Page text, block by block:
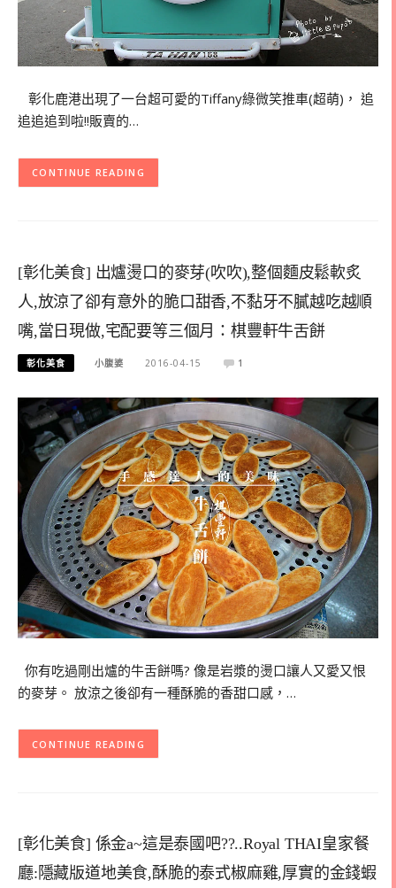
彰化鹿港出現了一台超可愛的Tiffany綠微笑推車(超萌)， 追
追追追到啦!!販賣的…
CONTINUE READING
[彰化美食] 出爐燙口的麥芽(吹吹),整個麵皮鬆軟炙
人,放涼了卻有意外的脆口甜香,不黏牙不膩越吃越順
嘴,當日現做,宅配要等三個月：棋豐軒牛舌餅
彰化美食 小腹婆 2016-04-15 1
你有吃過剛出爐的牛舌餅嗎? 像是岩漿的燙口讓人又愛又恨
的麥芽。 放涼之後卻有一種酥脆的香甜口感，…
CONTINUE READING
[彰化美食] 係金a~這是泰國吧??..Royal THAI皇家餐
廳:隱藏版道地美食,酥脆的泰式椒麻雞,厚實的金錢蝦